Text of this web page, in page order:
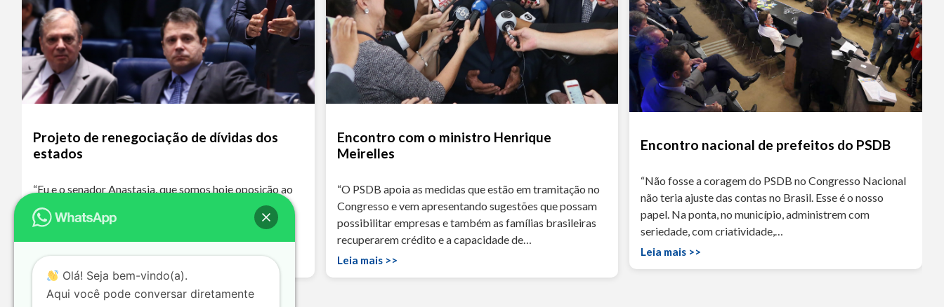
Projeto de renegociação de dívidas dos
estados
“Eu e o senador Anastasia, que somos hoje oposição ao
governo de Minas Gerais, que é de um partido de
oposição ao nosso, o PT, votaremos a favor dessa
proposta…
Leia mais >>
Encontro com o ministro Henrique
Meirelles
“O PSDB apoia as medidas que estão em tramitação no
Congresso e vem apresentando sugestões que possam
possibilitar empresas e também as famílias brasileiras
recuperarem crédito e a capacidade de…
Leia mais >>
Encontro nacional de prefeitos do PSDB
“Não fosse a coragem do PSDB no Congresso Nacional
não teria ajuste das contas no Brasil. Esse é o nosso
papel. Na ponta, no município, administrem com
seriedade, com criatividade,…
Leia mais >>
Olá! Seja bem-vindo(a).
Aqui você pode conversar diretamente